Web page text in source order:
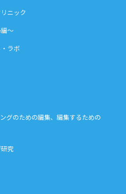
ニック
〜
ラボ
グのための編集、編集するための
究